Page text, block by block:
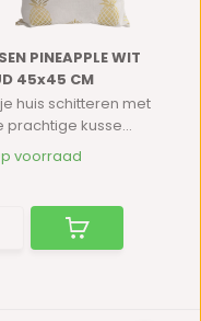
PINEAPPLE WIT
45x45 CM
huis schitteren met
prachtige kusse...
voorraad